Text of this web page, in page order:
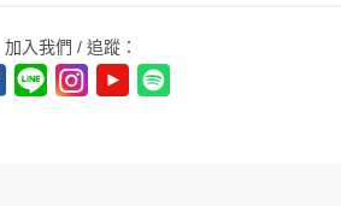
加入我們 / 追蹤：